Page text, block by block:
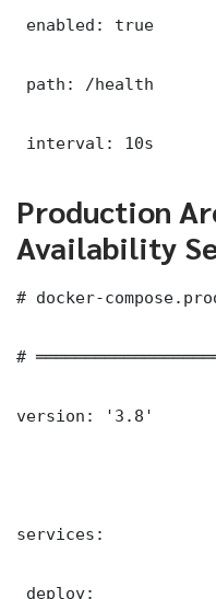
enabled: true
path: /health
interval: 10s
Production
Availability
# docker-
#
version: '3.8'
services:
deploy: